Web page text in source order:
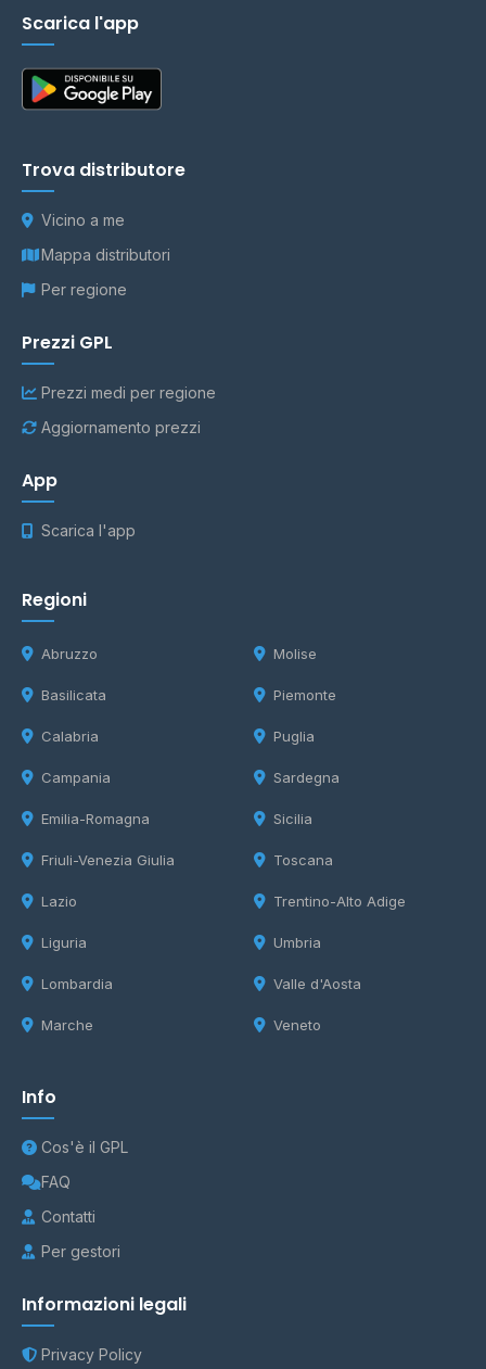
Scarica l'app
Trova distributore
Vicino a me
Mappa distributori
Per regione
Prezzi GPL
Prezzi medi per regione
Aggiornamento prezzi
App
Scarica l'app
Regioni
Abruzzo
Basilicata
Calabria
Campania
Emilia-Romagna
Friuli-Venezia Giulia
Lazio
Liguria
Lombardia
Marche
Molise
Piemonte
Puglia
Sardegna
Sicilia
Toscana
Trentino-Alto Adige
Umbria
Valle d'Aosta
Veneto
Info
Cos'è il GPL
FAQ
Contatti
Per gestori
Informazioni legali
Privacy Policy